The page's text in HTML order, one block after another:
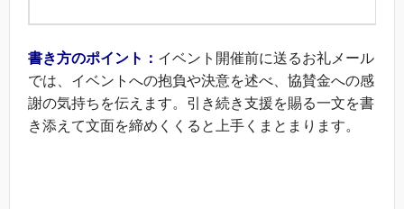
書き方のポイント： イベント開催前に送るお礼メール
では、イベントへの抱負や決意を述べ、協賛金への感
謝の気持ちを伝えます。引き続き支援を賜る一文を書
き添えて文面を締めくくると上手くまとまります。